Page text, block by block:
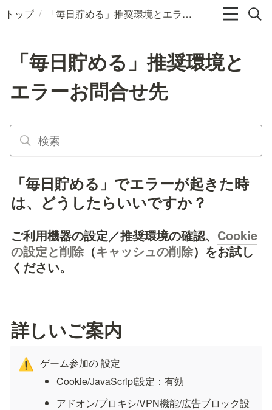
トップ / 「毎日貯める」推奨環境とエラーお問合せ先
「毎日貯める」推奨環境と
エラーお問合せ先
「毎日貯める」でエラーが起きた時
は、どうしたらいいですか？
ご利用機器の設定／推奨環境の確認、 Cookie
の設定と削除（キャッシュの削除）をお試し
ください。
詳しいご案内
⚠️ ゲーム参加の 設定
Cookie/JavaScript設定：有効
アドオン/プロキシ/VPN機能/広告ブロック設